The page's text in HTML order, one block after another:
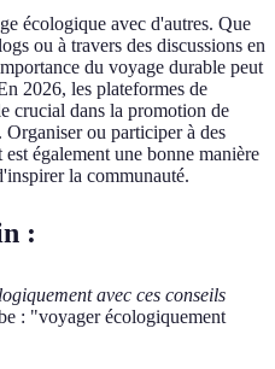
écologique avec d'autres. Que
ou à travers des discussions en
du voyage durable peut
2026, les plateformes de
crucial dans la promotion de
Organiser ou participer à des
également une bonne manière
la communauté.
:
avec ces conseils
: "voyager écologiquement